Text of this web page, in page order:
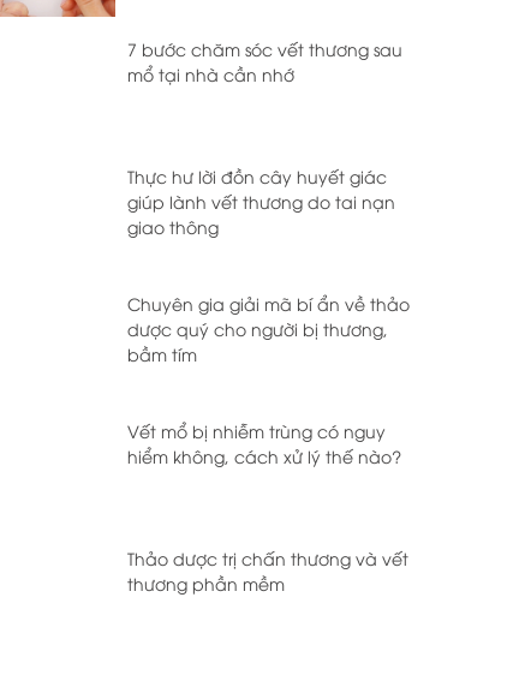
7 bước chăm sóc vết thương sau
mổ tại nhà cần nhớ
Thực hư lời đồn cây huyết giác
giúp lành vết thương do tai nạn
giao thông
Chuyên gia giải mã bí ẩn về thảo
dược quý cho người bị thương,
bầm tím
Vết mổ bị nhiễm trùng có nguy
hiểm không, cách xử lý thế nào?
Thảo dược trị chấn thương và vết
thương phần mềm